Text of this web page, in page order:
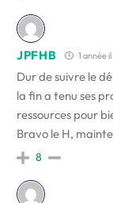
JPFHB 1 année
Dur de suivre le
la fin a tenu ses
ressources pour
Bravo le H,
8